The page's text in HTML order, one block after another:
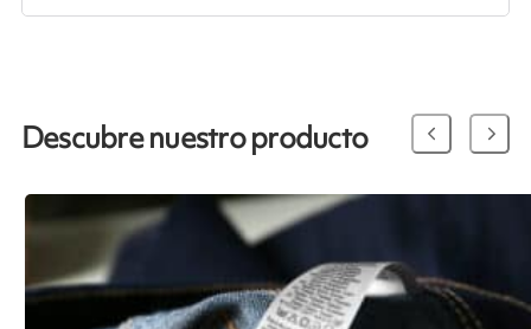
Descubre nuestro producto